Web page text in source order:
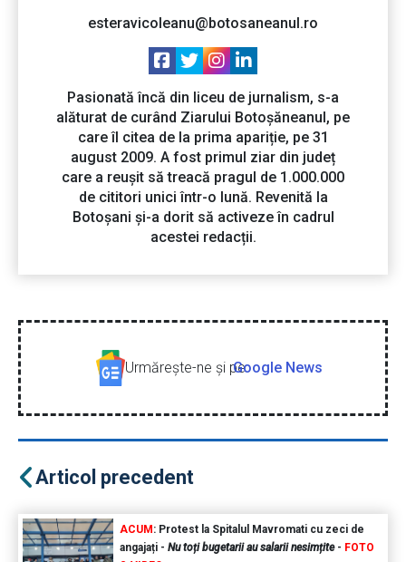
esteravicoleanu@botosaneanul.ro
Pasionată încă din liceu de jurnalism, s-a
alăturat de curând Ziarului Botoșăneanul, pe
care îl citea de la prima apariție, pe 31
august 2009. A fost primul ziar din județ
care a reușit să treacă pragul de 1.000.000
de cititori unici într-o lună. Revenită la
Botoșani și-a dorit să activeze în cadrul
acestei redacții.
Urmăreşte-ne şi peGoogle News
Articol precedent
ACUM: Protest la Spitalul Mavromati cu zeci de
angajați - Nu toți bugetarii au salarii nesimțite- FOTO